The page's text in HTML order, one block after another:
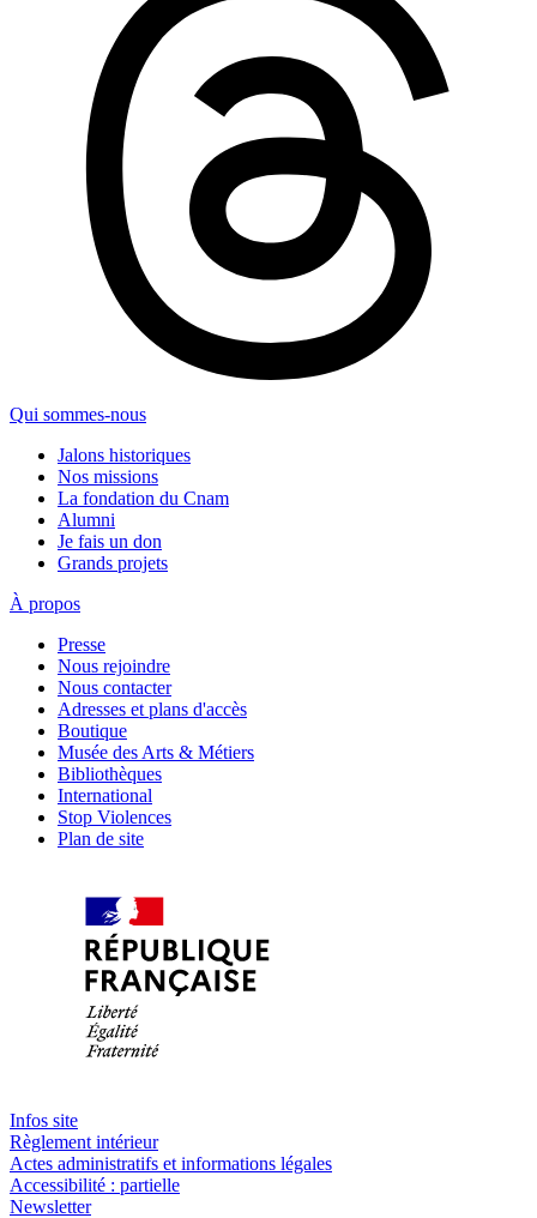
Qui sommes-nous
Jalons historiques
Nos missions
La fondation du Cnam
Alumni
Je fais un don
Grands projets
À propos
Presse
Nous rejoindre
Nous contacter
Adresses et plans d'accès
Boutique
Musée des Arts & Métiers
Bibliothèques
International
Stop Violences
Plan de site
Infos site
Règlement intérieur
Actes administratifs et informations légales
Accessibilité : partielle
Newsletter